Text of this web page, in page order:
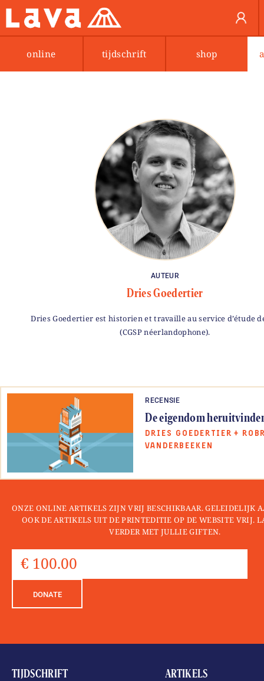
online tijdschrift shop
AUTEUR
Dries Goedertier
Dries Goedertier est historien et travaille au service d’étude
(CGSP néerlandophone).
RECENSIE
De eigendom
DRIES GOEDERTIER +
VANDERBEEKEN
ONZE ONLINE ARTIKELS ZIJN VRIJ BESCHIKBAAR. GELEIDELIJK
OOK DE ARTIKELS UIT DE PRINTEDITIE OP DE WEBSITE VRIJ.
VERDER MET JULLIE GIFTEN.
DONATE
TIJDSCHRIFT ARTIKELS